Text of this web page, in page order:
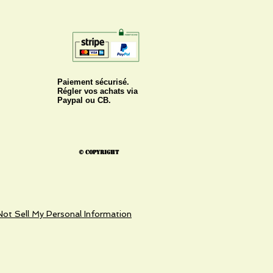
Paiement sécurisé.
Régler vos achats via
Paypal ou CB.
© Copyright
Sell My Personal Information